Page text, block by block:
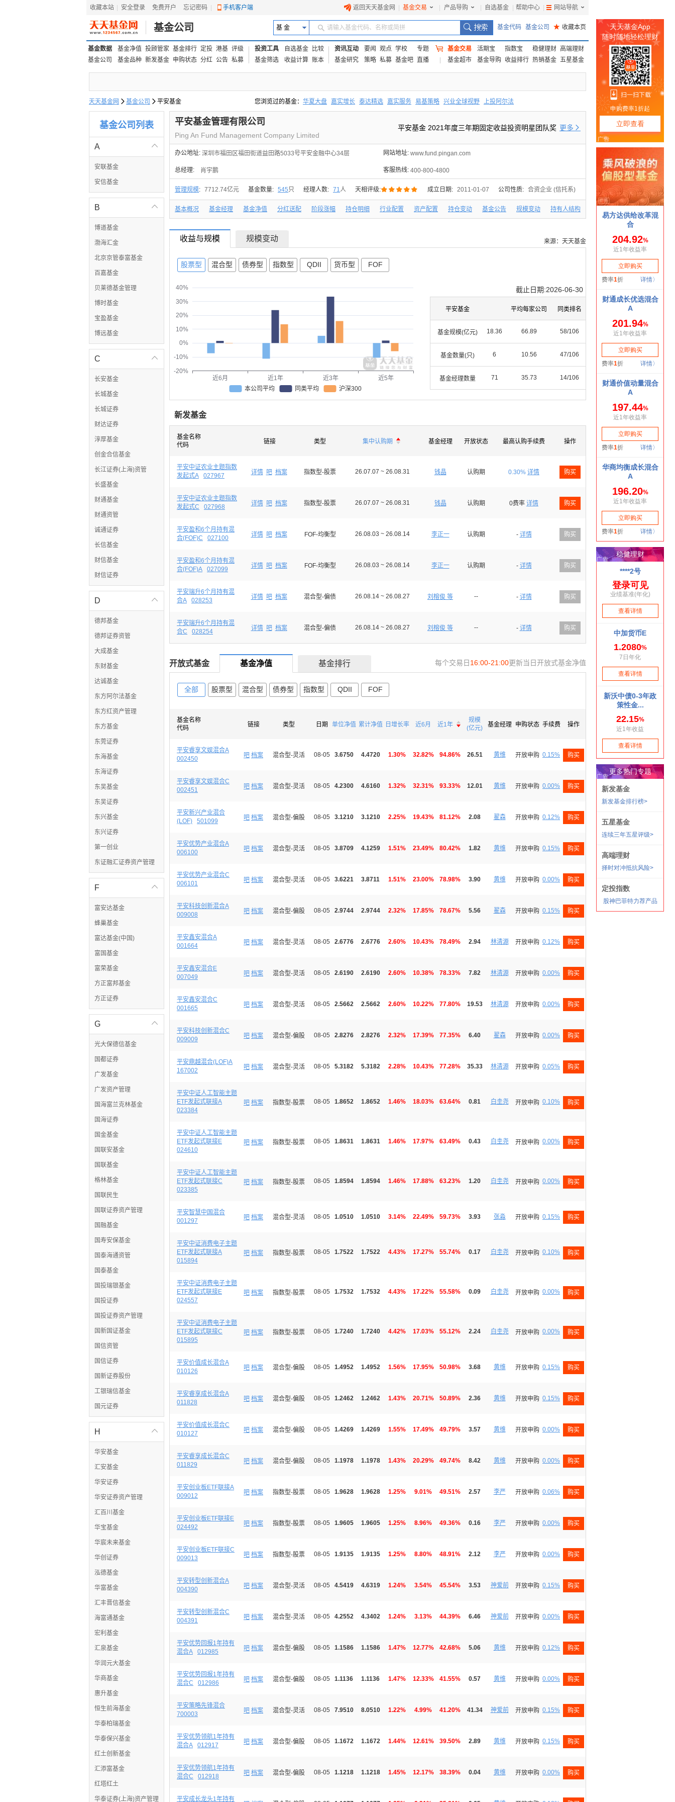
收藏本站 安全登录 免费开户 忘记密码 手机客户端 返回天天基金网 基金交易 产品导购 自选基金 帮助中心 网站导航
基金公司 基 金 请输入基金代码、名称或简拼 基金代码 基金公司 ★ 收藏本页
基金数据 基金净值 投顾管家 基金排行 定投 港基 评级
基金公司
基金品种 新发基金 申购状态 分红 公告 私募
投资工具 自选基金
比较
基金筛选
收益计算 账本
资讯互动 要闻 观点 学校
专题
基金研究
策略 私募 基金吧 直播
基金交易 活期宝 指数宝 稳健理财 高端理财
基金超市
基金导购 收益排行 热销基金 五星基金
天天基金网  基金公司  平安基金 您浏览过的基金： 华夏大盘 嘉实增长 泰达精选 嘉实服务 易基策略 兴业全球视野 上投阿尔法
易方达上证中盘ETF联接A
基金公司列表

A
安联基金
安信基金

B
博道基金
渤海汇金
北京京管泰富基金
百嘉基金
贝莱德基金管理
博时基金
宝盈基金
博远基金

C
长安基金
长城基金
长城证券
财达证券
淳厚基金
创金合信基金
长江证券(上海)资管
长盛基金
财通基金
财通资管
诚通证券
长信基金
财信基金
财信证券

D
德邦基金
德邦证券资管
大成基金
东财基金
达诚基金
东方阿尔法基金
东方红资产管理
东方基金
东莞证券
东海基金
东海证券
东吴基金
东吴证券
东兴基金
东兴证券
第一创业
东证融汇证券资产管理

F
富安达基金
蜂巢基金
富达基金(中国)
富国基金
富荣基金
方正富邦基金
方正证券

G
光大保德信基金
国都证券
广发基金
广发资产管理
国海富兰克林基金
国海证券
国金基金
国联安基金
国联基金
格林基金
国联民生
国联证券资产管理
国融基金
国寿安保基金
国泰海通资管
国泰基金
国投瑞银基金
国投证券
国投证券资产管理
国新国证基金
国信资管
国信证券
国新证券股份
工银瑞信基金
国元证券

H
华安基金
汇安基金
华安证券
华安证券资产管理
汇百川基金
华宝基金
华宸未来基金
华创证券
泓德基金
华富基金
汇丰晋信基金
海富通基金
宏利基金
汇泉基金
华润元大基金
华商基金
惠升基金
恒生前海基金
华泰柏瑞基金
华泰保兴基金
红土创新基金
汇添富基金
红塔红土
华泰证券(上海)资产管理
平安基金管理有限公司
Ping An Fund Management Company Limited
平安基金 2021年度三年期固定收益投资明星团队奖 更多 
办公地址: 深圳市福田区福田街道益田路5033号平安金融中心34层
总经理: 肖宇鹏
网站地址: www.fund.pingan.com
客服热线: 400-800-4800
管理规模: 7712.74亿元 基金数量: 545只 经理人数: 71人 天相评级: 成立日期: 2011-01-07 公司性质: 合资企业 (信托系)
基本概况 基金经理 基金净值 分红送配 阶段涨幅 持仓明细 行业配置 资产配置 持仓变动 基金公告 规模变动 持有人结构
收益与规模 规模变动 来源：天天基金
股票型 混合型 债券型 指数型 QDII 货币型 FOF
-20%
-10%
0%
10%
20%
30%
40%
近6月 近1年 近3年
近5年
本公司平均
同类平均 沪深300
截止日期:2026-06-30
平安基金 平均每家公司 同类排名
基金规模(亿元) 18.36 66.89 58/106
基金数量(只) 6 10.56 47/106
基金经理数量 71 35.73 14/106
新发基金
基金名称
代码
链接 类型 集中认购期 
 基金经理 开放状态 最高认购手续费 操作
平安中证农业主题指数
发起式A
027967 详情 吧 档案 指数型-股票 26.07.07 ~ 26.08.31 钱晶 认购期 0.30% 详情 购买
平安中证农业主题指数
发起式C
027968 详情 吧 档案 指数型-股票 26.07.07 ~ 26.08.31 钱晶 认购期 0费率 详情 购买
平安盈和6个月持有混
合(FOF)C
027100 详情 吧 档案 FOF-均衡型 26.08.03 ~ 26.08.14 李正一 认购期 - 详情 购买
平安盈和6个月持有混
合(FOF)A
027099 详情 吧 档案 FOF-均衡型 26.08.03 ~ 26.08.14 李正一 认购期 - 详情 购买
平安瑞升6个月持有混
合A
028253 详情 吧 档案 混合型-偏债 26.08.14 ~ 26.08.27 刘榕俊 等 -- - 详情 购买
平安瑞升6个月持有混
合C
028254 详情 吧 档案 混合型-偏债 26.08.14 ~ 26.08.27 刘榕俊 等 -- - 详情 购买
开放式基金 基金净值 基金排行 每个交易日 16:00-21:00更新当日开放式基金净值
全部 股票型 混合型 债券型 指数型 QDII FOF
基金名称
代码
链接 类型 日期 单位净值 累计净值 日增长率 近6月 近1年 

规模
(亿元)
基金经理 申购状态 手续费 操作
平安睿享文娱混合A
002450
吧 档案 混合型-灵活 08-05 3.6750 4.4720 1.30% 32.82% 94.86% 26.51 黄维 开放申购 0.15% 购买
平安睿享文娱混合C
002451
吧 档案 混合型-灵活 08-05 4.2300 4.6160 1.32% 32.31% 93.33% 12.01 黄维 开放申购 0.00% 购买
平安新兴产业混合
(LOF)
501099 吧 档案 混合型-偏股 08-05 3.1210 3.1210 2.25% 19.43% 81.12% 2.08 翟森 开放申购 0.12% 购买
平安优势产业混合A
006100
吧 档案 混合型-灵活 08-05 3.8709 4.1259 1.51% 23.49% 80.42% 1.82 黄维 开放申购 0.15% 购买
平安优势产业混合C
006101
吧 档案 混合型-灵活 08-05 3.6221 3.8711 1.51% 23.00% 78.98% 3.90 黄维 开放申购 0.00% 购买
平安科技创新混合A
009008
吧 档案 混合型-偏股 08-05 2.9744 2.9744 2.32% 17.85% 78.67% 5.56 翟森 开放申购 0.15% 购买
平安鑫安混合A
001664
吧 档案 混合型-灵活 08-05 2.6776 2.6776 2.60% 10.43% 78.49% 2.94 林清源 开放申购 0.12% 购买
平安鑫安混合E
007049
吧 档案 混合型-灵活 08-05 2.6190 2.6190 2.60% 10.38% 78.33% 7.82 林清源 开放申购 0.00% 购买
平安鑫安混合C
001665
吧 档案 混合型-灵活 08-05 2.5662 2.5662 2.60% 10.22% 77.80% 19.53 林清源 开放申购 0.00% 购买
平安科技创新混合C
009009
吧 档案 混合型-偏股 08-05 2.8276 2.8276 2.32% 17.39% 77.35% 6.40 翟森 开放申购 0.00% 购买
平安鼎越混合(LOF)A
167002
吧 档案 混合型-灵活 08-05 5.3182 5.3182 2.28% 10.43% 77.28% 35.33 林清源 开放申购 0.05% 购买
平安中证人工智能主题
ETF发起式联接A
023384
吧 档案 指数型-股票 08-05 1.8652 1.8652 1.46% 18.03% 63.64% 0.81 白圭尧 开放申购 0.10% 购买
平安中证人工智能主题
ETF发起式联接E
024610
吧 档案 指数型-股票 08-05 1.8631 1.8631 1.46% 17.97% 63.49% 0.43 白圭尧 开放申购 0.00% 购买
平安中证人工智能主题
ETF发起式联接C
023385
吧 档案 指数型-股票 08-05 1.8594 1.8594 1.46% 17.88% 63.23% 1.20 白圭尧 开放申购 0.00% 购买
平安智慧中国混合
001297
吧 档案 混合型-灵活 08-05 1.0510 1.0510 3.14% 22.49% 59.73% 3.93 张淼 开放申购 0.15% 购买
平安中证消费电子主题
ETF发起式联接A
015894
吧 档案 指数型-股票 08-05 1.7522 1.7522 4.43% 17.27% 55.74% 0.17 白圭尧 开放申购 0.10% 购买
平安中证消费电子主题
ETF发起式联接E
024557
吧 档案 指数型-股票 08-05 1.7532 1.7532 4.43% 17.22% 55.58% 0.09 白圭尧 开放申购 0.00% 购买
平安中证消费电子主题
ETF发起式联接C
015895
吧 档案 指数型-股票 08-05 1.7240 1.7240 4.42% 17.03% 55.12% 2.24 白圭尧 开放申购 0.00% 购买
平安价值成长混合A
010126
吧 档案 混合型-偏股 08-05 1.4952 1.4952 1.56% 17.95% 50.98% 3.68 黄维 开放申购 0.15% 购买
平安睿享成长混合A
011828
吧 档案 混合型-偏股 08-05 1.2462 1.2462 1.43% 20.71% 50.89% 2.36 黄维 开放申购 0.15% 购买
平安价值成长混合C
010127
吧 档案 混合型-偏股 08-05 1.4269 1.4269 1.55% 17.49% 49.79% 3.57 黄维 开放申购 0.00% 购买
平安睿享成长混合C
011829
吧 档案 混合型-偏股 08-05 1.1978 1.1978 1.43% 20.29% 49.74% 8.42 黄维 开放申购 0.00% 购买
平安创业板ETF联接A
009012
吧 档案 指数型-股票 08-05 1.9628 1.9628 1.25% 9.01% 49.51% 2.57 李严 开放申购 0.06% 购买
平安创业板ETF联接E
024492
吧 档案 指数型-股票 08-05 1.9605 1.9605 1.25% 8.96% 49.36% 0.16 李严 开放申购 0.00% 购买
平安创业板ETF联接C
009013
吧 档案 指数型-股票 08-05 1.9135 1.9135 1.25% 8.80% 48.91% 2.12 李严 开放申购 0.00% 购买
平安转型创新混合A
004390
吧 档案 混合型-灵活 08-05 4.5419 4.6319 1.24% 3.54% 45.54% 3.53 神爱前 开放申购 0.15% 购买
平安转型创新混合C
004391
吧 档案 混合型-灵活 08-05 4.2552 4.3402 1.24% 3.13% 44.39% 6.46 神爱前 开放申购 0.00% 购买
平安优势回报1年持有
混合A
012985 吧 档案 混合型-偏股 08-05 1.1586 1.1586 1.47% 12.77% 42.68% 5.06 黄维 开放申购 0.12% 购买
平安优势回报1年持有
混合C
012986 吧 档案 混合型-偏股 08-05 1.1136 1.1136 1.47% 12.33% 41.55% 0.57 黄维 开放申购 0.00% 购买
平安策略先锋混合
700003
吧 档案 混合型-灵活 08-05 7.9510 8.0510 1.22% 4.99% 41.20% 41.34 神爱前 开放申购 0.15% 购买
平安优势领航1年持有
混合A
012917 吧 档案 混合型-偏股 08-05 1.1672 1.1672 1.44% 12.61% 39.50% 2.89 黄维 开放申购 0.15% 购买
平安优势领航1年持有
混合C
012918 吧 档案 混合型-偏股 08-05 1.1218 1.1218 1.45% 12.17% 38.39% 0.04 黄维 开放申购 0.00% 购买
平安成长龙头1年持有